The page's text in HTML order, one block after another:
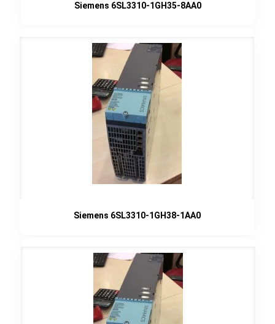
Siemens 6SL3310-1GH35-8AA0
Siemens 6SL3310-1GH38-1AA0